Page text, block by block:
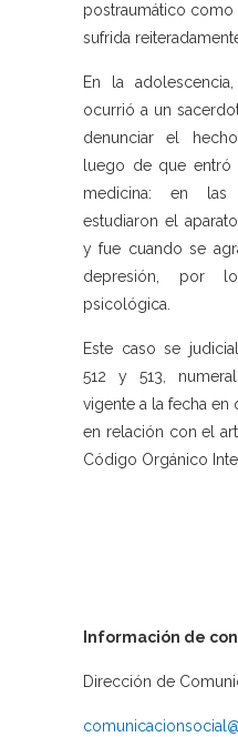
postraumático
sufrida
En la
ocurrió a un
denunciar el
luego de que entró
medicina: en las
estudiaron el
y fue cuando se
depresión, por
psicológica.
Este caso se
512 y 513,
vigente a la fecha
en relación con el
Código Orgánico
Información de
Dirección de